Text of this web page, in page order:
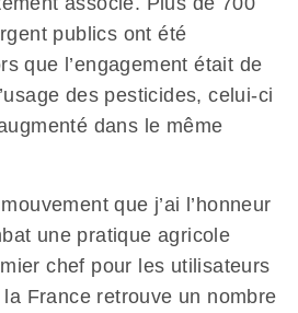
publics ont été
que l’engagement était de
des pesticides, celui-ci
dans le même
que j’ai l’honneur
une pratique agricole
chef pour les utilisateurs
France retrouve un nombre